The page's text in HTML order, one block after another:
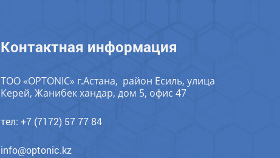
Контактная информация
ТОО «OPTONIC» г.Астана, район Есиль, улица
Керей, Жанибек хандар, дом 5, офис 47
тел: +7 (7172) 57 77 84
info@optonic.kz